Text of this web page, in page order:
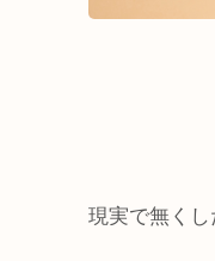
現実で無くし